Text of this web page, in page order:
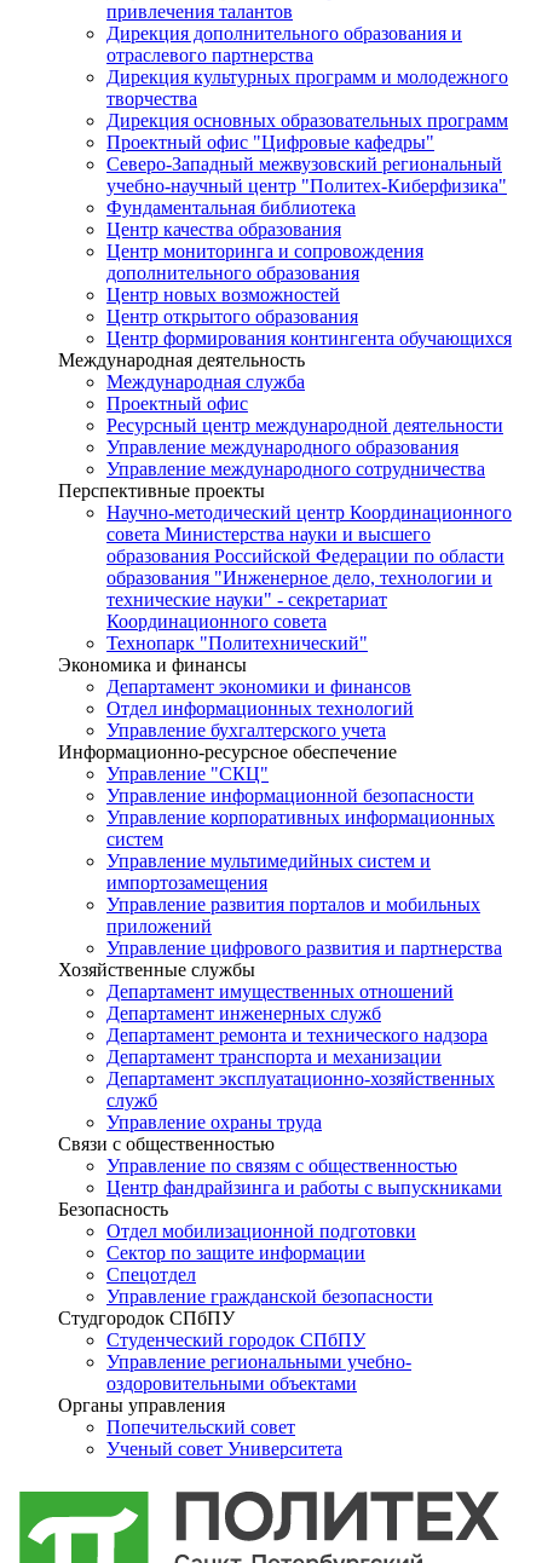
привлечения талантов
Дирекция дополнительного образования и
отраслевого партнерства
Дирекция культурных программ и молодежного
творчества
Дирекция основных образовательных программ
Проектный офис "Цифровые кафедры"
Северо-Западный межвузовский региональный
учебно-научный центр "Политех-Киберфизика"
Фундаментальная библиотека
Центр качества образования
Центр мониторинга и сопровождения
дополнительного образования
Центр новых возможностей
Центр открытого образования
Центр формирования контингента обучающихся
Международная деятельность
Международная служба
Проектный офис
Ресурсный центр международной деятельности
Управление международного образования
Управление международного сотрудничества
Перспективные проекты
Научно-методический центр Координационного
совета Министерства науки и высшего
образования Российской Федерации по области
образования "Инженерное дело, технологии и
технические науки" - секретариат
Координационного совета
Технопарк "Политехнический"
Экономика и финансы
Департамент экономики и финансов
Отдел информационных технологий
Управление бухгалтерского учета
Информационно-ресурсное обеспечение
Управление "СКЦ"
Управление информационной безопасности
Управление корпоративных информационных
систем
Управление мультимедийных систем и
импортозамещения
Управление развития порталов и мобильных
приложений
Управление цифрового развития и партнерства
Хозяйственные службы
Департамент имущественных отношений
Департамент инженерных служб
Департамент ремонта и технического надзора
Департамент транспорта и механизации
Департамент эксплуатационно-хозяйственных
служб
Управление охраны труда
Связи с общественностью
Управление по связям с общественностью
Центр фандрайзинга и работы с выпускниками
Безопасность
Отдел мобилизационной подготовки
Сектор по защите информации
Спецотдел
Управление гражданской безопасности
Студгородок СПбПУ
Студенческий городок СПбПУ
Управление региональными учебно-
оздоровительными объектами
Органы управления
Попечительский совет
Ученый совет Университета